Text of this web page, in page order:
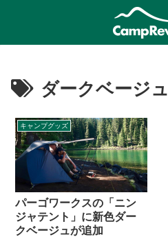
ダークベージュ
キャンプグッズ
パーゴワークスの「ニン
ジャテント」に新色ダー
クベージュが追加